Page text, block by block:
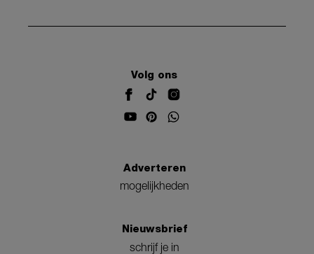
Volg ons
Adverteren
mogelijkheden
Nieuwsbrief
schrijf je in